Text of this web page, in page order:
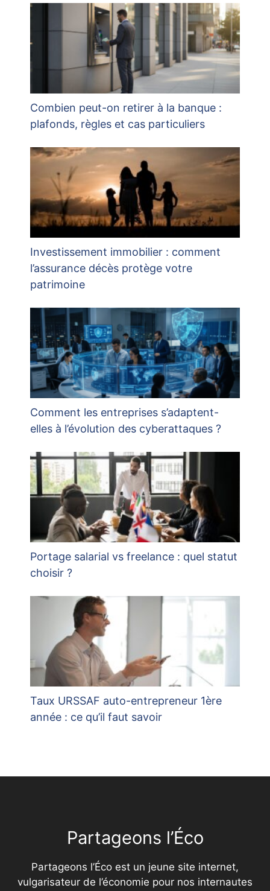
Combien peut-on retirer à la banque :
plafonds, règles et cas particuliers
Investissement immobilier : comment
l’assurance décès protège votre
patrimoine
Comment les entreprises s’adaptent-
elles à l’évolution des cyberattaques ?
Portage salarial vs freelance : quel statut
choisir ?
Taux URSSAF auto-entrepreneur 1ère
année : ce qu’il faut savoir
Partageons l’Éco
Partageons l’Éco est un jeune site internet,
vulgarisateur de l’économie pour nos internautes